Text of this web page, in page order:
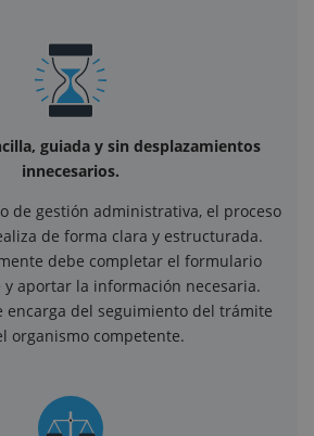
guiada y sin desplazamientos
innecesarios.
de gestión administrativa, el proceso
de forma clara y estructurada.
debe completar el formulario
aportar la información necesaria.
encarga del seguimiento del trámite
organismo competente.